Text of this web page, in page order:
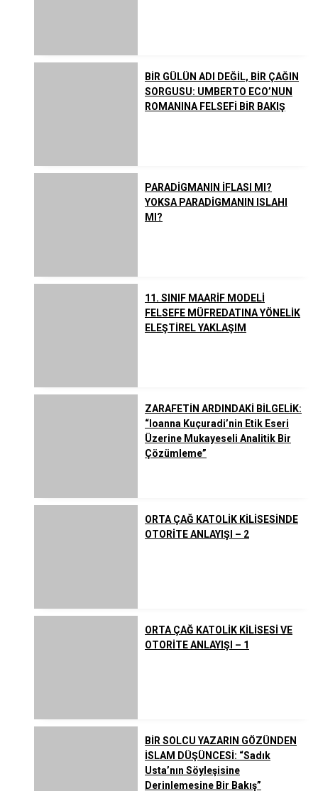
BİR GÜLÜN ADI DEĞİL, BİR ÇAĞIN
SORGUSU: UMBERTO ECO’NUN
ROMANINA FELSEFİ BİR BAKIŞ
PARADİGMANIN İFLASI MI?
YOKSA PARADİGMANIN ISLAHI
MI?
11. SINIF MAARİF MODELİ
FELSEFE MÜFREDATINA YÖNELİK
ELEŞTİREL YAKLAŞIM
ZARAFETİN ARDINDAKİ BİLGELİK:
“Ioanna Kuçuradi’nin Etik Eseri
Üzerine Mukayeseli Analitik Bir
Çözümleme”
ORTA ÇAĞ KATOLİK KİLİSESİNDE
OTORİTE ANLAYIŞI – 2
ORTA ÇAĞ KATOLİK KİLİSESİ VE
OTORİTE ANLAYIŞI – 1
BİR SOLCU YAZARIN GÖZÜNDEN
İSLAM DÜŞÜNCESİ: “Sadık
Usta’nın Söyleşisine
Derinlemesine Bir Bakış”